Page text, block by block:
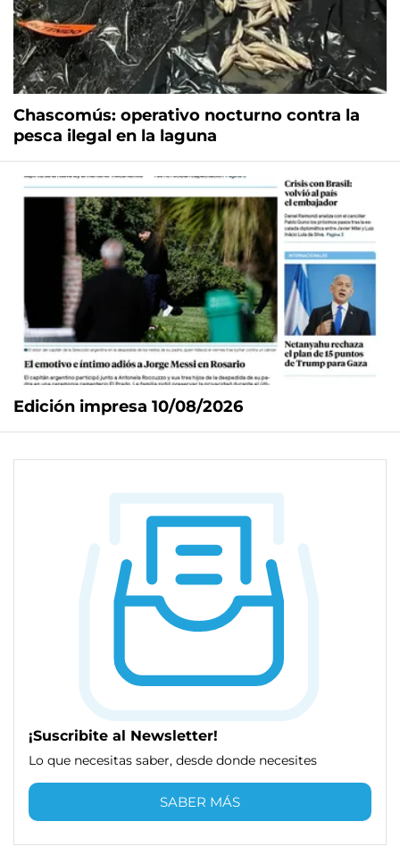
Chascomús: operativo nocturno contra la
pesca ilegal en la laguna
Edición impresa 10/08/2026
¡Suscribite al Newsletter!
Lo que necesitas saber, desde donde necesites
SABER MÁS